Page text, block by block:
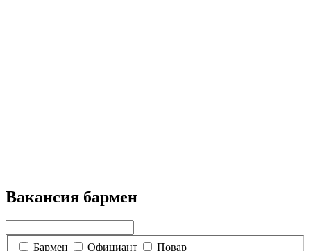
Вакансия бармен
Бармен Официант
Повар